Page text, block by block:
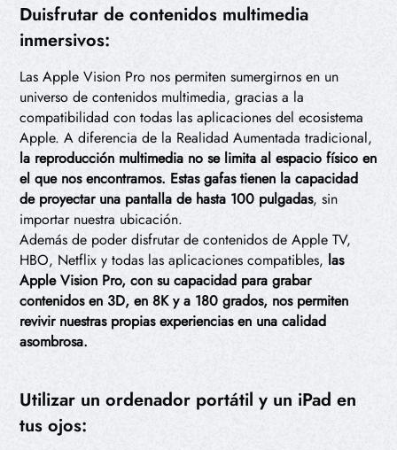
Duisfrutar de contenidos multimedia
inmersivos:
Las Apple Vision Pro nos permiten sumergirnos en un
universo de contenidos multimedia, gracias a la
compatibilidad con todas las aplicaciones del ecosistema
Apple. A diferencia de la Realidad Aumentada tradicional,
la reproducción multimedia no se limita al espacio físico en
el que nos encontramos. Estas gafas tienen la capacidad
de proyectar una pantalla de hasta 100 pulgadas, sin
importar nuestra ubicación.
Además de poder disfrutar de contenidos de Apple TV,
HBO, Netflix y todas las aplicaciones compatibles, las
Apple Vision Pro, con su capacidad para grabar
contenidos en 3D, en 8K y a 180 grados, nos permiten
revivir nuestras propias experiencias en una calidad
asombrosa.
Utilizar un ordenador portátil y un iPad en
tus ojos: